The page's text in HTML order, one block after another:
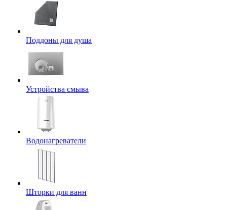
Поддоны для душа
Устройства смыва
Водонагреватели
Шторки для ванн